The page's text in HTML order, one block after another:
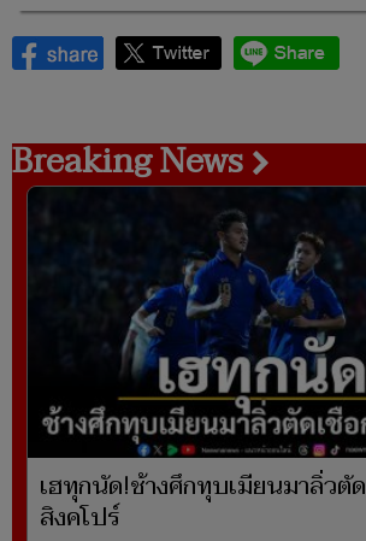
Breaking News
เฮทุกนัด!ช้างศึกทุบเมียนมาลิ่วตั
สิงคโปร์